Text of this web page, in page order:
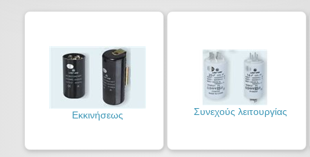
Εκκινήσεως Συνεχούς λειτουργίας